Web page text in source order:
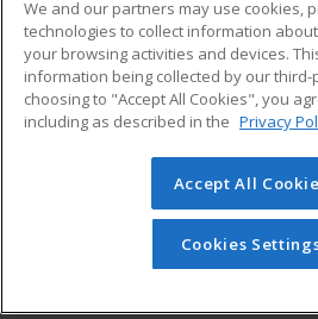
ADDITIONAL
Military
Financial Assistance
Help
© 2026 ed2go, a division of
reserved. The material on this site
redistributed unless you have
permission from Cengage
We and our partners may use cookies,
technologies to collect information
your browsing activities and devices.
information being collected by our
choosing to "Accept All Cookies", you
including as described in the Privacy
Accept All
Cookies